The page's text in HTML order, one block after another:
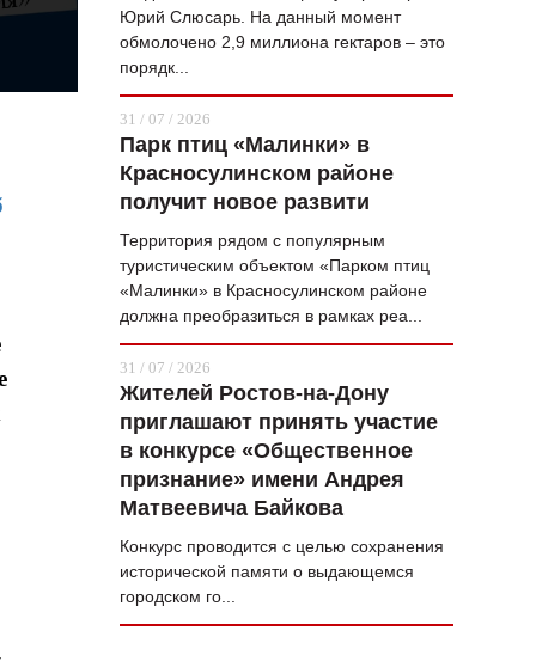
Юрий Слюсарь. На данный момент
обмолочено 2,9 миллиона гектаров – это
порядк...
31 / 07 / 2026
Парк птиц «Малинки» в
Красносулинском районе
получит новое развити
Территория рядом с популярным
туристическим объектом «Парком птиц
«Малинки» в Красносулинском районе
должна преобразиться в рамках реа...
31 / 07 / 2026
Жителей Ростов-на-Дону
приглашают принять участие
в конкурсе «Общественное
признание» имени Андрея
Матвеевича Байкова
Конкурс проводится с целью сохранения
исторической памяти о выдающемся
городском го...